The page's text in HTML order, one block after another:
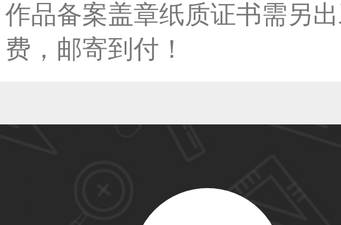
恭喜150****6483用户作品
作品备案盖章纸质证书需另
费，邮寄到付！